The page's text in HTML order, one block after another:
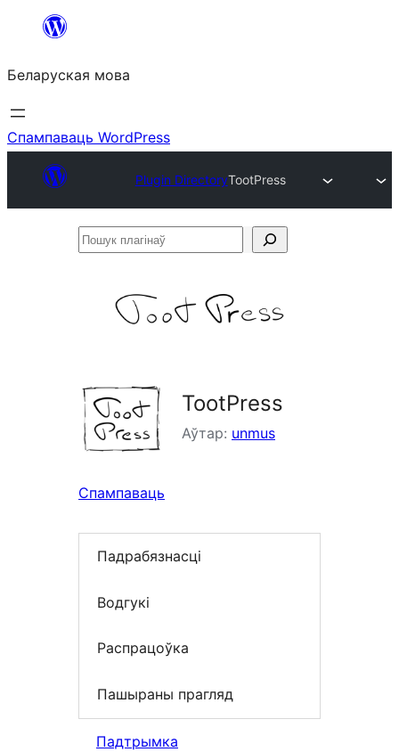
Перайсці
змесціва
Беларуская мова
Спампаваць WordPress
Plugin DirectoryTootPress
Пошук
TootPress
Аўтар: unmus
Спампаваць
Падрабязнасці
Водгукі
Распрацоўка
Пашыраны прагляд
Падтрымка